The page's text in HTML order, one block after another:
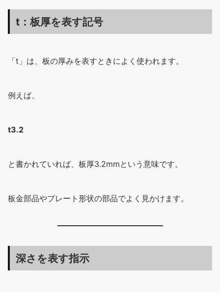
t：板厚を表す記号
「t」は、板の厚みを表すときによく使われます。
例えば、
t3.2
と書かれていれば、板厚3.2mmという意味です。
板金部品やプレート形状の部品でよく見かけます。
深さを表す指示